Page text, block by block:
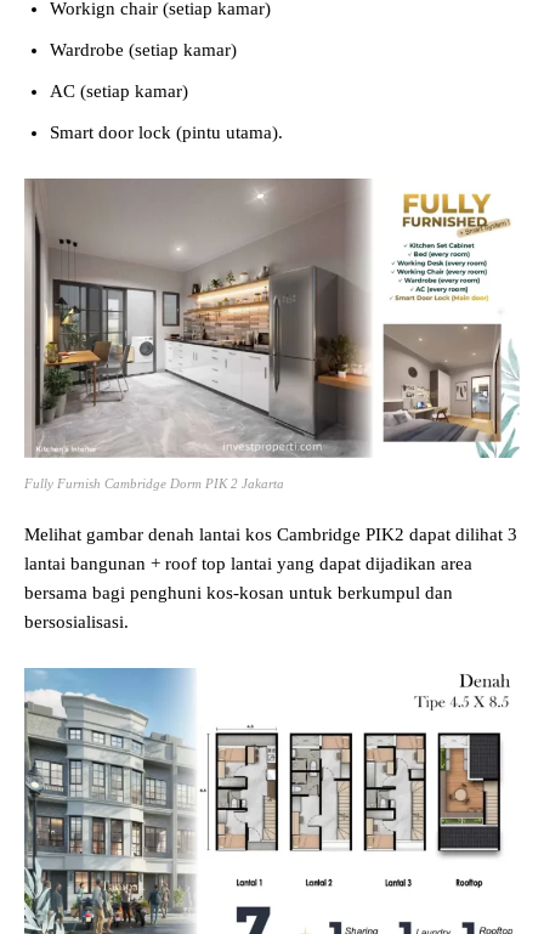
Workign chair (setiap kamar)
Wardrobe (setiap kamar)
AC (setiap kamar)
Smart door lock (pintu utama).
Fully Furnish Cambridge Dorm PIK 2 Jakarta
Melihat gambar denah lantai kos Cambridge PIK2 dapat dilihat 3
lantai bangunan + roof top lantai yang dapat dijadikan area
bersama bagi penghuni kos-kosan untuk berkumpul dan
bersosialisasi.